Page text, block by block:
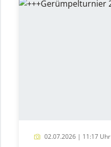
02.07.2026 | 11:17 Uhr